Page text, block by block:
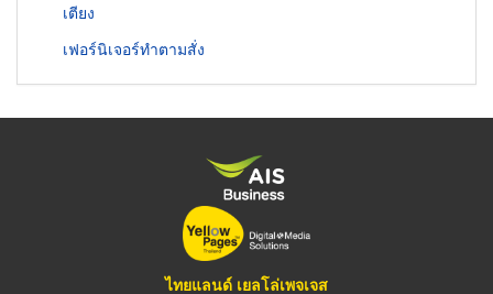
เตียง
เฟอร์นิเจอร์ทำตามสั่ง
ไทยแลนด์ เยลโล่เพจเจส